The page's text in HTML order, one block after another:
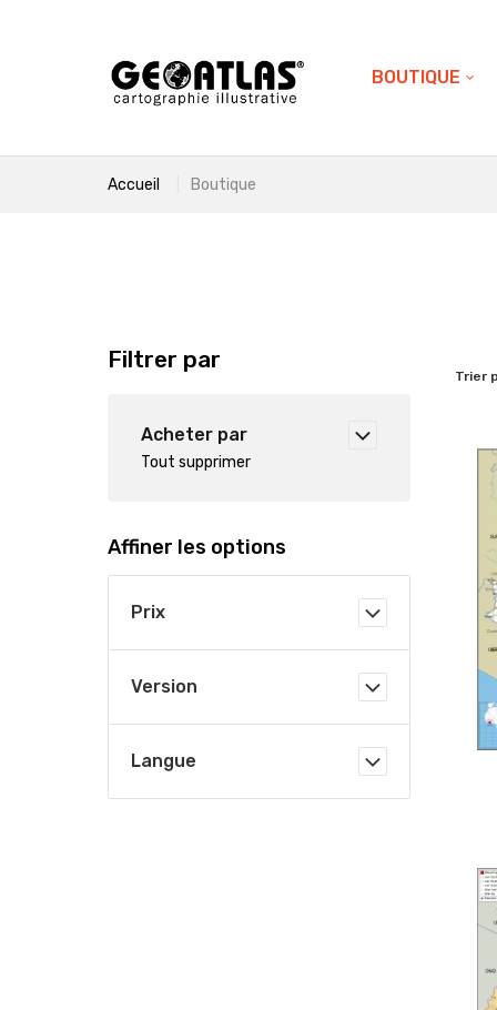
BOUTIQUE
Accueil Boutique
Trier
Filtrer par
Acheter par
Tout supprimer
Affiner les options
Prix
Version
Langue